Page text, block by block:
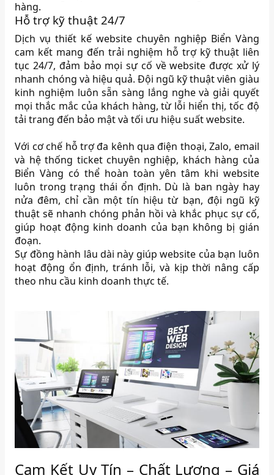
hàng.
Hỗ trợ kỹ thuật 24/7
Dịch vụ thiết kế website chuyên nghiệp Biển Vàng
cam kết mang đến trải nghiệm hỗ trợ kỹ thuật liên
tục 24/7, đảm bảo mọi sự cố về website được xử lý
nhanh chóng và hiệu quả. Đội ngũ kỹ thuật viên giàu
kinh nghiệm luôn sẵn sàng lắng nghe và giải quyết
mọi thắc mắc của khách hàng, từ lỗi hiển thị, tốc độ
tải trang đến bảo mật và tối ưu hiệu suất website.
Với cơ chế hỗ trợ đa kênh qua điện thoại, Zalo, email
và hệ thống ticket chuyên nghiệp, khách hàng của
Biển Vàng có thể hoàn toàn yên tâm khi website
luôn trong trạng thái ổn định. Dù là ban ngày hay
nửa đêm, chỉ cần một tín hiệu từ bạn, đội ngũ kỹ
thuật sẽ nhanh chóng phản hồi và khắc phục sự cố,
giúp hoạt động kinh doanh của bạn không bị gián
đoạn.
Sự đồng hành lâu dài này giúp website của bạn luôn
hoạt động ổn định, tránh lỗi, và kịp thời nâng cấp
theo nhu cầu kinh doanh thực tế.
Cam Kết Uy Tín – Chất Lượng – Giá